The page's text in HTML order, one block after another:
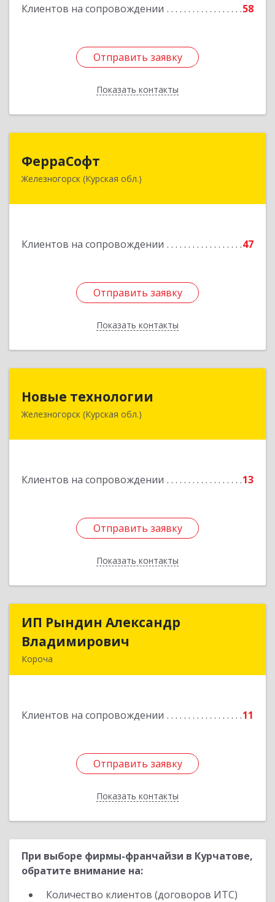
Клиентов на сопровождении 58
Отправить заявку
Показать контакты
Отправить заявку
Назад
ФерраСофт
Железногорск (Курская обл.)
Клиентов на сопровождении 47
Отправить заявку
Показать контакты
307179, Курская обл, Железногорск г, Ленина ул,
Отправить заявку
Назад
Новые технологии
Железногорск (Курская обл.)
Клиентов на сопровождении 13
Отправить заявку
Показать контакты
307170, Курская обл, Железногорский р-н,
Подробнее
Отправить заявку
Назад
ИП Рындин Александр
Владимирович
Короча
Клиентов на сопровождении 11
Отправить заявку
Показать контакты
ИП Рындин Александр
Подробнее
Отправить заявку
Назад
При выборе фирмы-франчайзи в Курчатове,
обратите внимание на:
Количество клиентов (договоров ИТС)